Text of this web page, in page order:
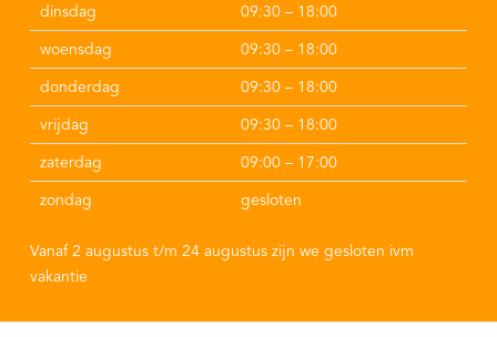
dinsdag
09:30 – 18:00
woensdag
09:30 – 18:00
donderdag
09:30 – 18:00
vrijdag
09:30 – 18:00
zaterdag
09:00 – 17:00
zondag
gesloten
Vanaf 2 augustus t/m 24 augustus zijn we gesloten ivm
vakantie